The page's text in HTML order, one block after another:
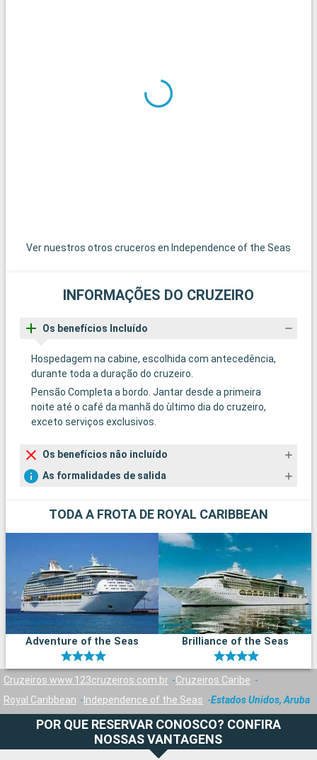
Ver nuestros otros cruceros en Independence of the Seas
INFORMAÇÕES DO CRUZEIRO
Os benefícios Incluído
Hospedagem na cabine, escolhida com antecedência,
durante toda a duração do cruzeiro.
Pensão Completa a bordo. Jantar desde a primeira
noite até o café da manhã do ùltimo dia do cruzeiro,
exceto serviços exclusivos.
Os benefícios não incluído
As formalidades de salida
TODA A FROTA DE ROYAL CARIBBEAN
Adventure of the Seas Brilliance of the Seas
Cruzeiros www.123cruzeiros.com.br
Cruzeiros Caribe
Royal Caribbean
Independence of the Seas Estados Unidos, Aruba
POR QUE RESERVAR CONOSCO? CONFIRA
NOSSAS VANTAGENS